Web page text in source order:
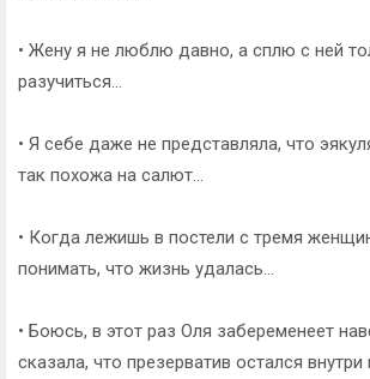
• Жену я не люблю давно, а сплю с ней
разучиться...
• Я себе даже не представляла, что
так похожа на салют...
• Когда лежишь в постели с тремя
понимать, что жизнь удалась...
• Боюсь, в этот раз Оля забеременеет
сказала, что презерватив остался